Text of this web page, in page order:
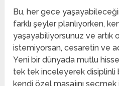
Bu, her gece
farklı şeyler planlıyorken,
yaşayabiliyorsunuz ve artık
istemiyorsan, cesaretin ve
Yeni bir dünyada mutlu
tek tek inceleyerek disiplinli
kendi özel masajını